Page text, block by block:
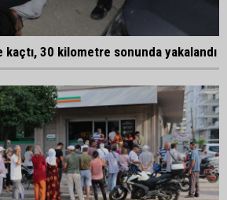
30 kilometre sonunda yakalandı